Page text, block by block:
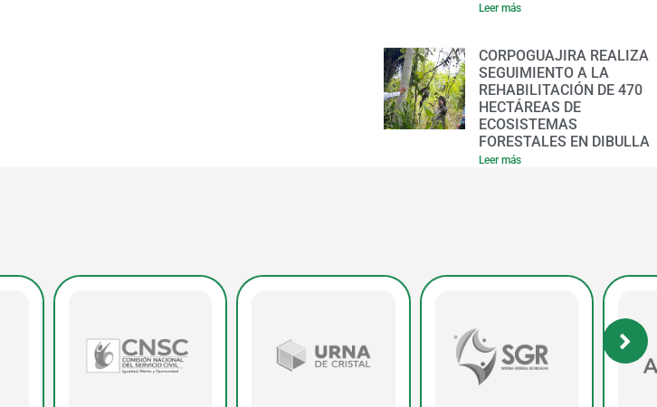
Leer más
CORPOGUAJIRA REALIZA
SEGUIMIENTO A LA
REHABILITACIÓN DE 470
HECTÁREAS DE
ECOSISTEMAS
FORESTALES EN DIBULLA
Leer más